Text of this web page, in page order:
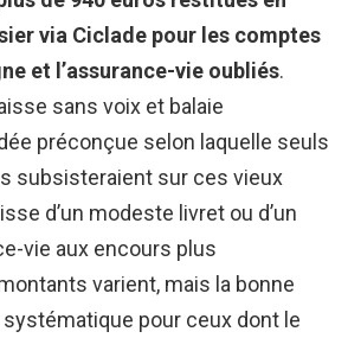
via Ciclade pour les comptes
et l’assurance-vie oubliés.
sans voix et balaie
préconçue selon laquelle seuls
subsisteraient sur ces vieux
d’un modeste livret ou d’un
vie aux encours plus
varient, mais la bonne
pour ceux dont le